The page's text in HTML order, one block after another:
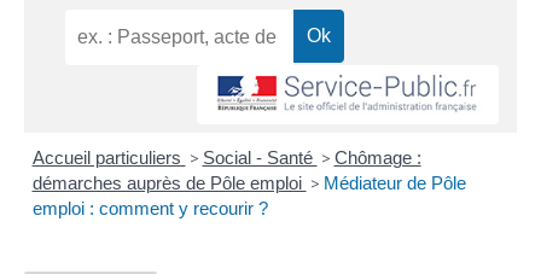
Accueil particuliers > Social - Santé > Chômage :
démarches auprès de Pôle emploi > Médiateur de Pôle
emploi : comment y recourir ?